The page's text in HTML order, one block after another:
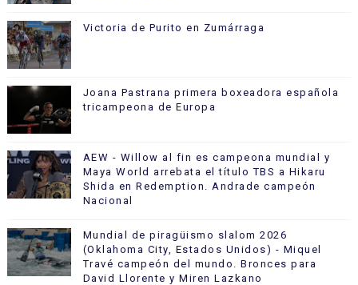
Victoria de Purito en Zumárraga
Joana Pastrana primera boxeadora española
tricampeona de Europa
AEW - Willow al fin es campeona mundial y
Maya World arrebata el título TBS a Hikaru
Shida en Redemption. Andrade campeón
Nacional
Mundial de piragüismo slalom 2026
(Oklahoma City, Estados Unidos) - Miquel
Travé campeón del mundo. Bronces para
David Llorente y Miren Lazkano